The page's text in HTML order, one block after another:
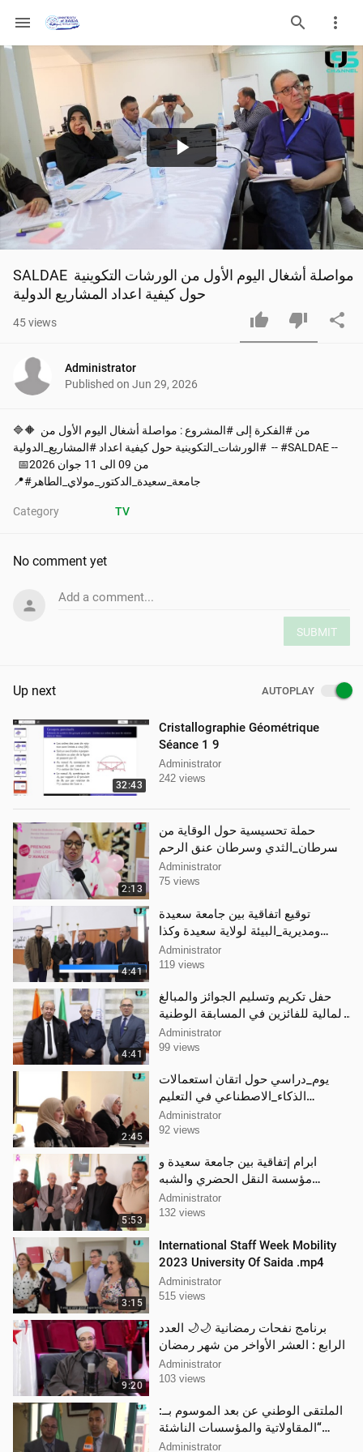
menu
Play
Video
SALDAE مواصلة أشغال اليوم الأول من الورشات التكوينية
حول كيفية اعداد المشاريع الدولية
45views
Administrator
Published on Jun 29, 2026
🔷🔶 من #الفكرة إلى #المشروع : مواصلة أشغال اليوم الأول من
#الورشات_التكوينية حول كيفية اعداد #المشاريع_الدولية  -- #SALDAE --
📍#جامعة_سعيدة_الدكتور_مولاي_الطاهر
Category TV
No comment yet
Add a comment...
SUBMIT
Up next AUTOPLAY
32:43
Cristallographie Géométrique
Séance 1 9
Administrator
242 views
2:13
حملة تحسيسية حول الوقاية من
#سرطان_الثدي وسرطان عنق الرحم
على مستوى المكتبة المركزية
Administrator
75 views
4:41
توقيع اتفاقية بين جامعة سعيدة
ومديرية_البيئة لولاية سعيدة وكذا
Administrator
119 views
4:41
حفل تكريم وتسليم الجوائز والمبالغ
المالية للفائزين في المسابقة الوطنية
الأولى لإنشاء توزيعة لينيكس
Administrator
99 views
2:45
يوم_دراسي حول اتقان استعمالات
الذكاء_الاصطناعي في التعليم
الجامعي لفائدة أساتذة قسم اللغة
الفرنسية
Administrator
92 views
5:53
ابرام إتفاقية بين جامعة سعيدة و
مؤسسة النقل الحضري والشبه
الحضري
Administrator
132 views
3:15
International Staff Week Mobility
2023 University Of Saida .mp4
Administrator
515 views
9:20
برنامج نفحات رمضانية 🌙🌙 العدد
الرابع : العشر الأواخر من شهر رمضان
Administrator
103 views
الملتقى الوطني عن بعد الموسوم بــ:
“المقاولاتية والمؤسسات الناشئة
بالجزائر ”
Administrator